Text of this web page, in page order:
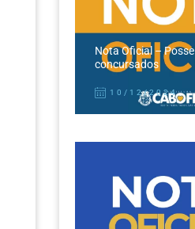
Nota Oficial – Posse
concursados
10/12/2024